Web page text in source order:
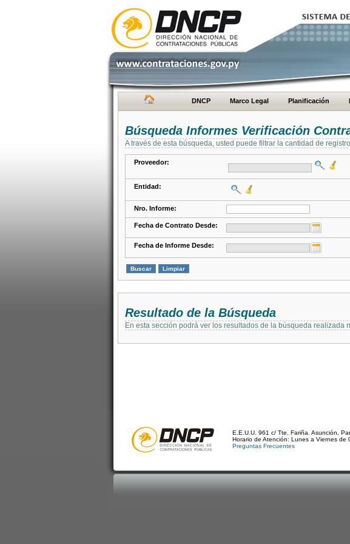
DNCP Marco Legal Planificación
Búsqueda Informes Verificación
A través de esta búsqueda, usted puede filtrar la cantidad de
Proveedor:
Entidad:
Nro. Informe:
Fecha de Contrato Desde:
Fecha de Informe Desde:
Resultado de la Búsqueda
En esta sección podrá ver los resultados de la búsqueda realizada
E.E.U.U. 961 c/ Tte. Fariña. Asunción,
Horario de Atención: Lunes a Viernes de
Preguntas Frecuentes